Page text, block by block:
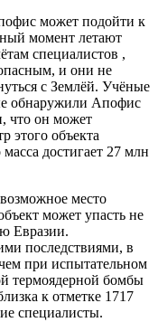
может подойти к
момент летают
специалистов ,
и они не
с Землёй. Учёные
обнаружили Апофис
что он может
этого объекта
достигает 27 млн
место
может упасть не
Евразии.
последствиями, в
при испытательном
термоядерной бомбы
к отметке 1717
специалисты.